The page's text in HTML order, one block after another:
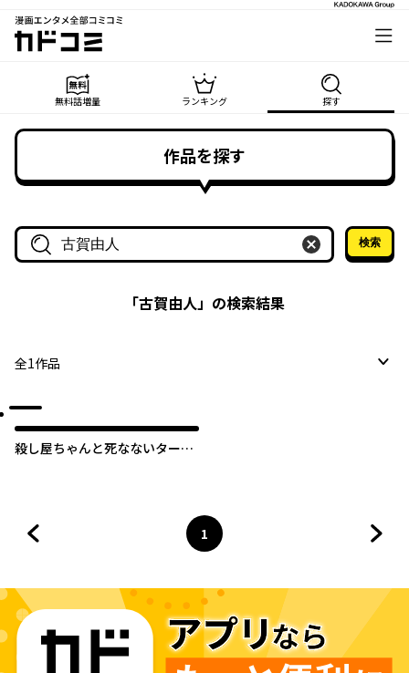
漫画エンタメ全部コミコミ
カドコミ
無料話増量 ランキング 探す
作品を探す
作品名・作家名で探す
検索
「古賀由人」の検索結果
全1作品
殺し屋ちゃんと死なないターゲ
ページ
1
へ